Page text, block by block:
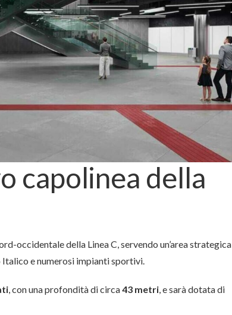
capolinea della
occidentale della Linea C, servendo un’area strategica
e numerosi impianti sportivi.
, con una profondità di circa43 metri, e sarà dotata di